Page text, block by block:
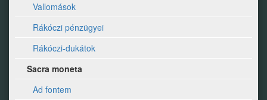
Vallomások
Rákóczi pénzügyei
Rákóczi-dukátok
Sacra moneta
Ad fontem